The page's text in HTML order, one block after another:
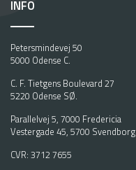
INFO
Petersmindevej 50
5000 Odense C.
C. F. Tietgens Boulevard 27
5220 Odense SØ.
Parallelvej 5, 7000 Fredericia
Vestergade 45, 5700 Svendborg
CVR: 3712 7655